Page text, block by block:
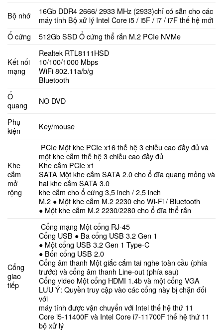
Bộ nhớ
16Gb DDR4 2666/ 2933 MHz (2933)chỉ có sẵn cho các
máy tính Bộ xử lý Intel Core i5 / i5F / i7 / i7F thế hệ mới
Ổ cứng
512Gb SSD Ổ cứng thể rắn M.2 PCIe NVMe
Kết nối
mạng
Realtek RTL8111HSD
10/100/1000 Mbps
WiFi 802.11a/b/g
Bluetooth
Ổ
quang
NO DVD
Phụ
kiện
Key/mouse
Khe
cắm
mở
rộng
PCIe Một khe PCIe x16 thế hệ 3 chiều cao đầy đủ và
một khe cắm thế hệ 3 chiều cao đầy đủ
Khe cắm PCIe x1
SATA Một khe cắm SATA 2.0 cho ổ đĩa quang mỏng và
hai khe cắm SATA 3.0
khe cắm cho ổ cứng 3,5 inch / 2,5 inch
M.2 ● Một khe cắm M.2 2230 cho Wi-Fi / Bluetooth
● Một khe cắm M.2 2230/2280 cho ổ đĩa thể rắn
Cổng
giao
tiếp
Cổng mạng Một cổng RJ-45
Cổng USB ● Ba cổng USB 3.2 Gen 1
● Một cổng USB 3.2 Gen 1 Type-C
● Bốn cổng USB 2.0
Cổng âm thanh Một giắc cắm tai nghe toàn cầu (phía
trước) và cổng âm thanh Line-out (phía sau)
Cổng video Một cổng HDMI 1.4b và một cổng VGA
LƯU Ý: Quyền truy cập vào các cổng này bị chặn đối
với
máy tính được vận chuyển với Intel thế hệ thứ 11
Core i5-11400F và Intel Core i7-11700F thế hệ thứ 11
bộ xử lý